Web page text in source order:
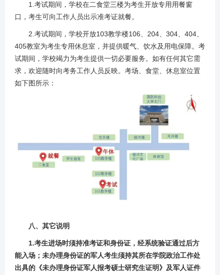
1.考试期间，学校在二食堂三楼为考生开放专用用餐窗
口，考生可向工作人员出示准考证就餐。
2.考试期间，学校开放103教学楼106、204、304、404、
405教室为考生专用休息室，并提供暖气、饮水及用电保障。考
试期间，学校竭力为考生提供一切必要服务。如有任何其它需
求，欢迎随时向考务工作人员反映。 考场、食堂、休息室位置
如下图所示：
八、其它说明
1.考生进场时须持准考证和身份证，经系统验证通过后方
能入场；未办理身份证的军人考生须持其所在学院政治工作处
出具的《未办理身份证军人报考硕士研究生证明》及军人证件